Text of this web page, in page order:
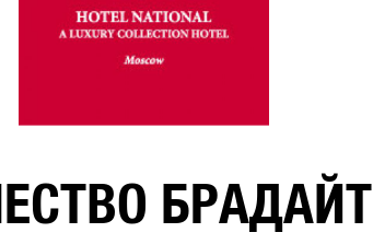
БРАДАЙТ